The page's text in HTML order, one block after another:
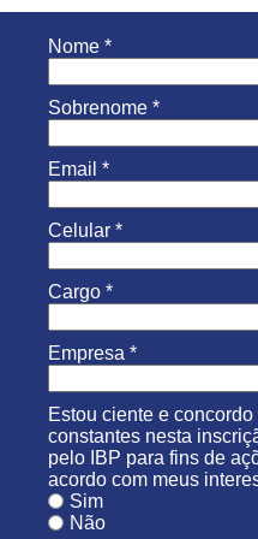
Nome *
Sobrenome *
Email *
Celular *
Cargo *
Empresa *
Estou ciente e
constantes nesta
pelo IBP para fins de
acordo com meus
Sim
Não